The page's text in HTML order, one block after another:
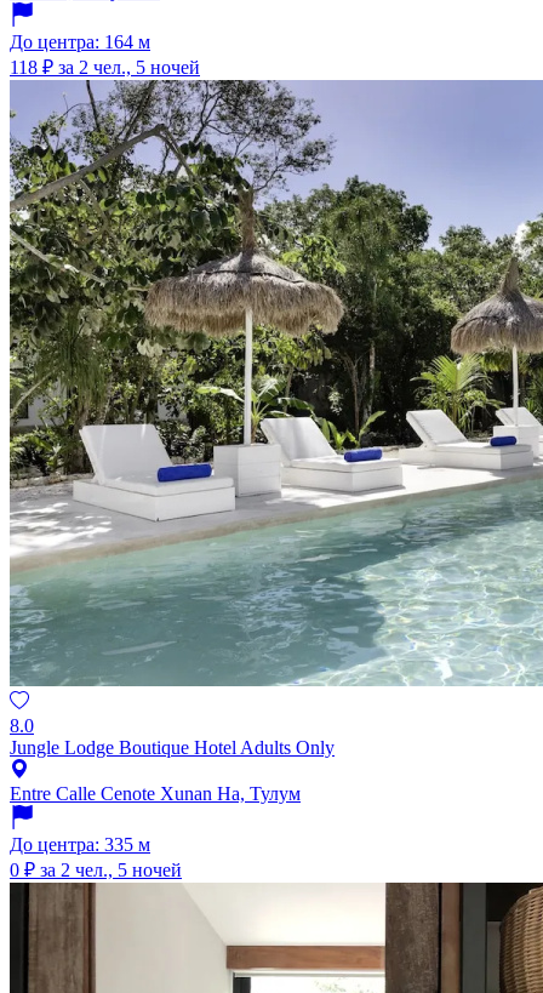
До центра: 164 м
118 ₽ за 2 чел., 5 ночей
8.0
Jungle Lodge Boutique Hotel Adults Only
Entre Calle Cenote Xunan Ha, Тулум
До центра: 335 м
0 ₽ за 2 чел., 5 ночей